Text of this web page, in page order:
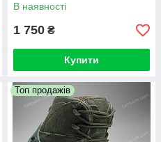
В наявності
1 750 ₴
Купити
Топ продажів